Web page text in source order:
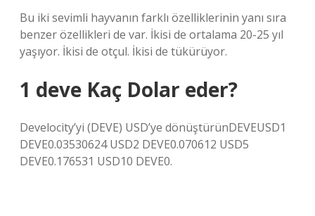
Bu iki sevimli hayvanın farklı özelliklerinin yanı sıra
benzer özellikleri de var. İkisi de ortalama 20-25 yıl
yaşıyor. İkisi de otçul. İkisi de tükürüyor.
1 deve Kaç Dolar eder?
Develocity’yi (DEVE) USD’ye dönüştürünDEVEUSD1
DEVE0.03530624 USD2 DEVE0.070612 USD5
DEVE0.176531 USD10 DEVE0.